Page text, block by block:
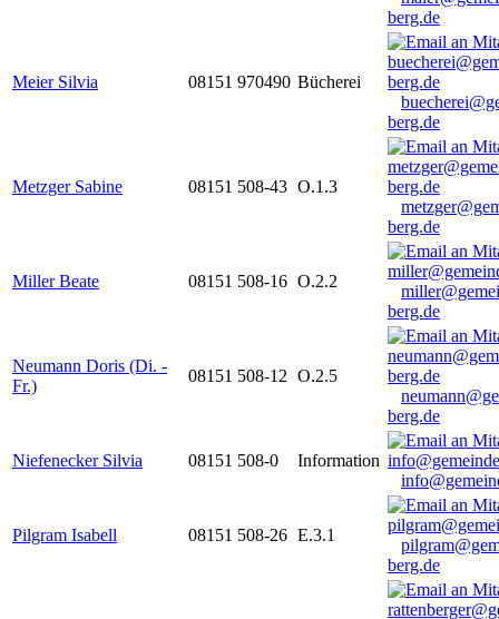
berg.de
Meier Silvia 08151 970490 Bücherei
berg.de
Metzger Sabine 08151 508-43 O.1.3
berg.de
Miller Beate 08151 508-16 O.2.2
berg.de
Neumann Doris (Di. -
Fr.)
08151 508-12 O.2.5
berg.de
Niefenecker Silvia 08151 508-0
Information
Pilgram Isabell 08151 508-26 E.3.1
berg.de